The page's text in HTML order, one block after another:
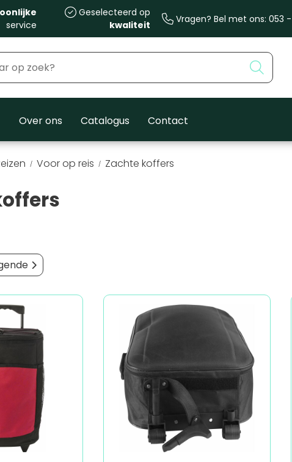
service
Geselecteerd op
kwaliteit
Vragen? Bel met ons: 053 -
Over ons Catalogus Contact
Voor op reis Zachte koffers